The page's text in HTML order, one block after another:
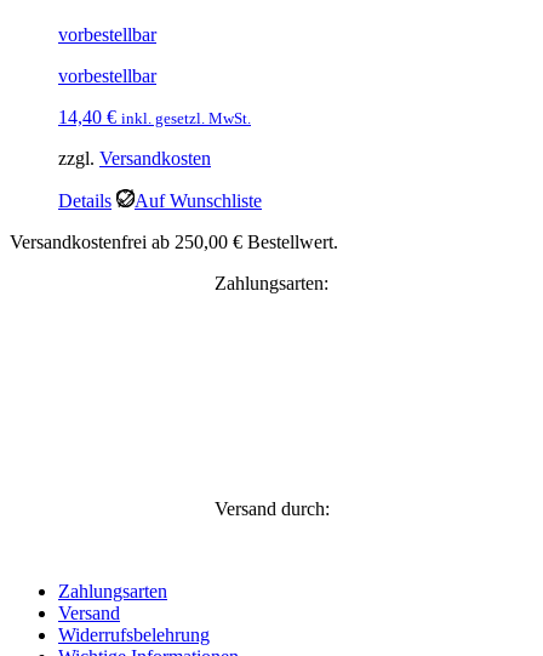
vorbestellbar
vorbestellbar
14,40 € inkl. gesetzl. MwSt.
zzgl. Versandkosten
Details
Auf Wunschliste
Versandkostenfrei ab 250,00 € Bestellwert.
Zahlungsarten:
Versand durch:
Zahlungsarten
Versand
Widerrufsbelehrung